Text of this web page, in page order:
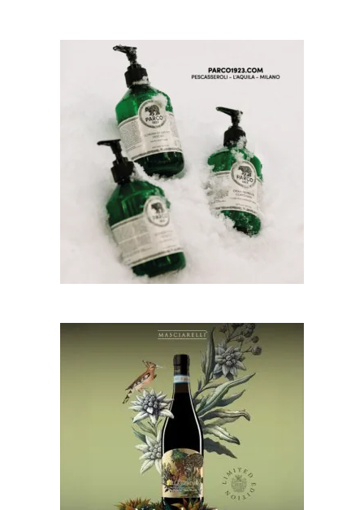
è:
13,30€.